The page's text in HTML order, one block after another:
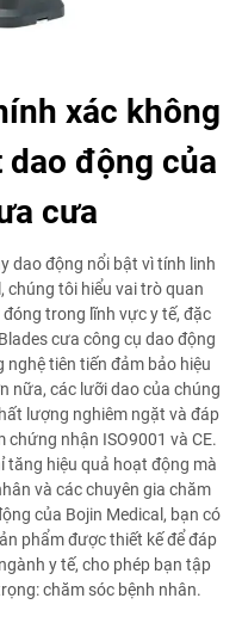
xác không
động của
cưa
dao động nổi bật vì tính linh
chúng tôi hiểu vai trò quan
trong lĩnh vực y tế, đặc
cưa công cụ dao động
tiên tiến đảm bảo hiệu
nữa, các lưỡi dao của chúng
lượng nghiêm ngặt và đáp
nhận ISO9001 và CE.
tăng hiệu quả hoạt động mà
và các chuyên gia chăm
của Bojin Medical, bạn có
phẩm được thiết kế để đáp
y tế, cho phép bạn tập
chăm sóc bệnh nhân.